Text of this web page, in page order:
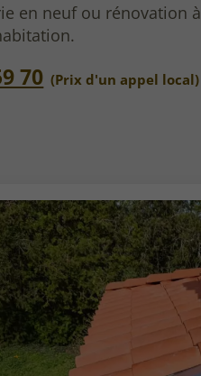
en neuf ou rénovation à
70